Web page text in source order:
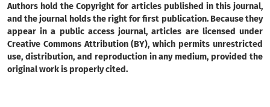
Authors hold the Copyright for articles published in this journal,
and the journal holds the right for first publication. Because they
appear in a public access journal, articles are licensed under
Creative Commons Attribution (BY), which permits unrestricted
use, distribution, and reproduction in any medium, provided the
original work is properly cited.